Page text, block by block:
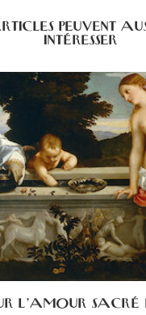
PEUVENT
INTÉRESSER
L’AMOUR SACRÉ